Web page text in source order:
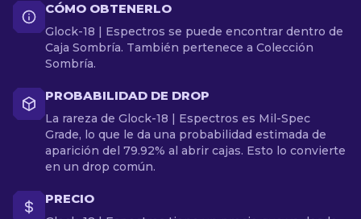
CÓMO OBTENERLO
Glock-18 | Espectros se puede encontrar dentro de
Caja Sombría. También pertenece a Colección
Sombría.
PROBABILIDAD DE DROP
La rareza de Glock-18 | Espectros es Mil-Spec
Grade, lo que le da una probabilidad estimada de
aparición del 79.92% al abrir cajas. Esto lo convierte
en un drop común.
PRECIO